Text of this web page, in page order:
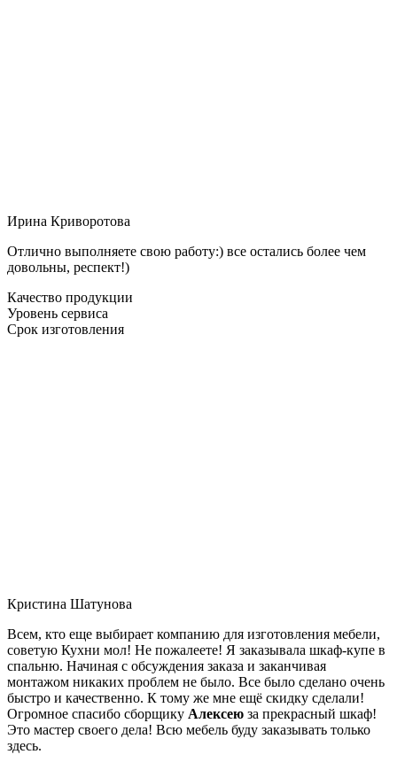
Ирина Криворотова
Отлично выполняете свою работу:) все остались более чем
довольны, респект!)
Качество продукции
Уровень сервиса
Срок изготовления
Кристина Шатунова
Всем, кто еще выбирает компанию для изготовления мебели,
советую Кухни мол! Не пожалеете! Я заказывала шкаф-купе в
спальню. Начиная с обсуждения заказа и заканчивая
монтажом никаких проблем не было. Все было сделано очень
быстро и качественно. К тому же мне ещё скидку сделали!
Огромное спасибо сборщику Алексею за прекрасный шкаф!
Это мастер своего дела! Всю мебель буду заказывать только
здесь.